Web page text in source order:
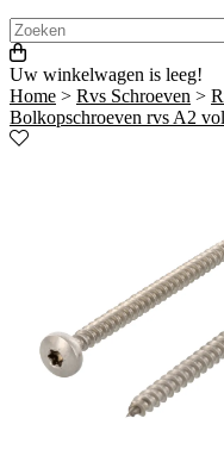
Uw winkelwagen is leeg!
Home > Rvs Schroeven >
Bolkopschroeven rvs A2